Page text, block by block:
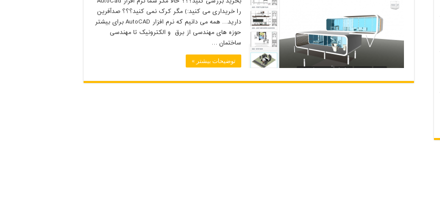
را خریداری می کنید:) مگر کرک نمی کنید؟؟؟ صدآفرین
دارید… همه می دانیم که نرم افزار AutoCAD برای بیشتر
حوزه های مهندسی از برق و الکترونیک تا مهندسی
ساختمان …
توضیحات بیشتر »